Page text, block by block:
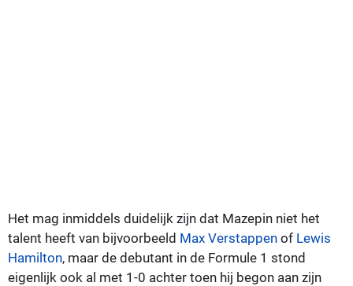
Het mag inmiddels duidelijk zijn dat Mazepin niet het
talent heeft van bijvoorbeeld Max Verstappen of Lewis
Hamilton, maar de debutant in de Formule 1 stond
eigenlijk ook al met 1-0 achter toen hij begon aan zijn